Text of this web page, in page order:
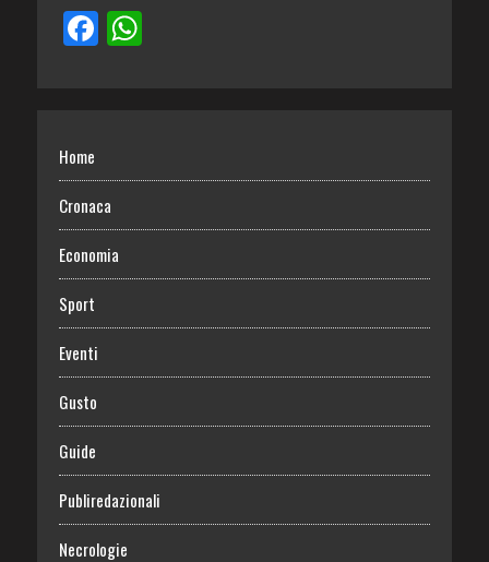
Home
Cronaca
Economia
Sport
Eventi
Gusto
Guide
Publiredazionali
Necrologie